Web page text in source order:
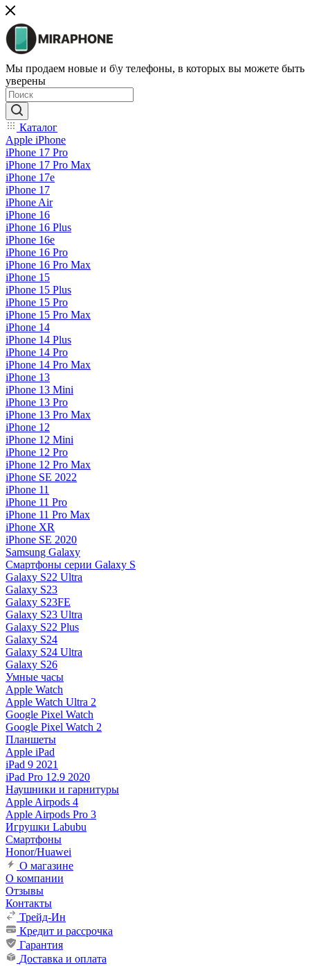
Мы продаем новые и б\у телефоны, в которых вы можете быть
уверены
Каталог
Apple iPhone
iPhone 17 Pro
iPhone 17 Pro Max
iPhone 17e
iPhone 17
iPhone Air
iPhone 16
iPhone 16 Plus
iPhone 16e
iPhone 16 Pro
iPhone 16 Pro Max
iPhone 15
iPhone 15 Plus
iPhone 15 Pro
iPhone 15 Pro Max
iPhone 14
iPhone 14 Plus
iPhone 14 Pro
iPhone 14 Pro Max
iPhone 13
iPhone 13 Mini
iPhone 13 Pro
iPhone 13 Pro Max
iPhone 12
iPhone 12 Mini
iPhone 12 Pro
iPhone 12 Pro Max
iPhone SE 2022
iPhone 11
iPhone 11 Pro
iPhone 11 Pro Max
iPhone XR
iPhone SE 2020
Samsung Galaxy
Смартфоны серии Galaxy S
Galaxy S22 Ultra
Galaxy S23
Galaxy S23FE
Galaxy S23 Ultra
Galaxy S22 Plus
Galaxy S24
Galaxy S24 Ultra
Galaxy S26
Умные часы
Apple Watch
Apple Watch Ultra 2
Google Pixel Watch
Google Pixel Watch 2
Планшеты
Apple iPad
iPad 9 2021
iPad Pro 12.9 2020
Наушники и гарнитуры
Apple Airpods 4
Apple Airpods Pro 3
Игрушки Labubu
Смартфоны
Honor/Huawei
О магазине
О компании
Отзывы
Контакты
Трейд-Ин
Кредит и рассрочка
Гарантия
Доставка и оплата